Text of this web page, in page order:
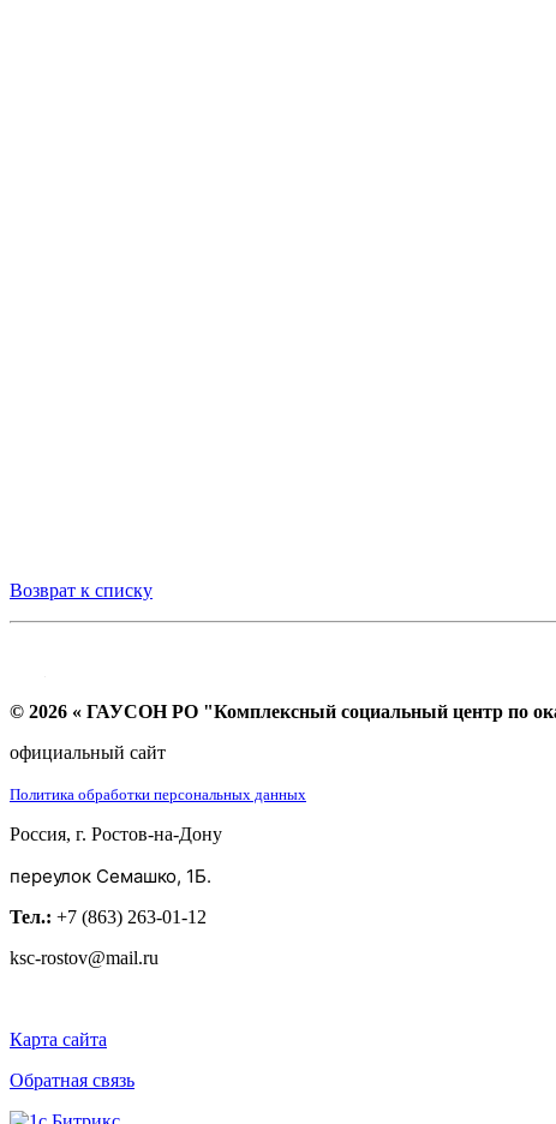
Возврат к списку
© 2026 « ГАУСОН РО "Комплексный социальный центр по
официальный сайт
Политика обработки персональных данных
Россия, г. Ростов-на-Дону
переулок Семашко, 1Б.
Тел.: +7 (863) 263-01-12
ksc-rostov@mail.ru
Карта сайта
Обратная связь